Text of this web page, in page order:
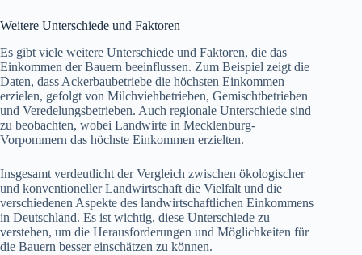
Weitere Unterschiede und Faktoren
Es gibt viele weitere Unterschiede und Faktoren, die das
Einkommen der Bauern beeinflussen. Zum Beispiel zeigt die
Daten, dass Ackerbaubetriebe die höchsten Einkommen
erzielen, gefolgt von Milchviehbetrieben, Gemischtbetrieben
und Veredelungsbetrieben. Auch regionale Unterschiede sind
zu beobachten, wobei Landwirte in Mecklenburg-
Vorpommern das höchste Einkommen erzielten.
Insgesamt verdeutlicht der Vergleich zwischen ökologischer
und konventioneller Landwirtschaft die Vielfalt und die
verschiedenen Aspekte des landwirtschaftlichen Einkommens
in Deutschland. Es ist wichtig, diese Unterschiede zu
verstehen, um die Herausforderungen und Möglichkeiten für
die Bauern besser einschätzen zu können.